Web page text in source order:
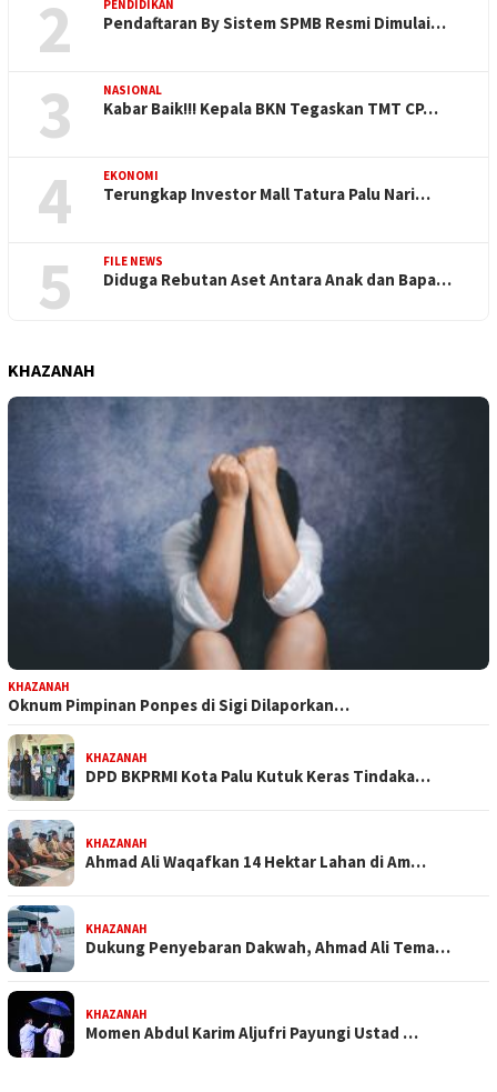
2 PENDIDIKAN
Pendaftaran By Sistem SPMB Resmi Dimulai…
3 NASIONAL
Kabar Baik!!! Kepala BKN Tegaskan TMT CP…
4 EKONOMI
Terungkap Investor Mall Tatura Palu Nari…
5 FILE NEWS
Diduga Rebutan Aset Antara Anak dan Bapa…
KHAZANAH
KHAZANAH
Oknum Pimpinan Ponpes di Sigi Dilaporkan…
KHAZANAH
DPD BKPRMI Kota Palu Kutuk Keras Tindaka…
KHAZANAH
Ahmad Ali Waqafkan 14 Hektar Lahan di Am…
KHAZANAH
Dukung Penyebaran Dakwah, Ahmad Ali Tema…
KHAZANAH
Momen Abdul Karim Aljufri Payungi Ustad …